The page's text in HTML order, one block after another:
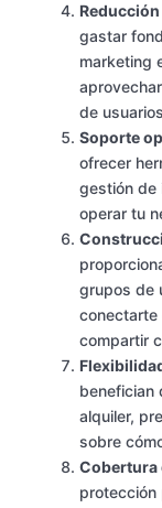
gastar
marketing
de
Soporte
ofrecer
gestión de
operar tu
grupos de
conectarte
compartir
benefician
alquiler,
sobre
Cobertura
protección